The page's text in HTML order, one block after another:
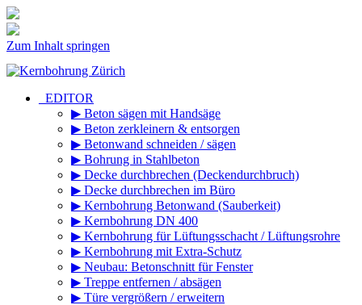
Zum Inhalt springen
_EDITOR
▶ Beton sägen mit Handsäge
▶ Beton zerkleinern & entsorgen
▶ Betonwand schneiden / sägen
▶ Bohrung in Stahlbeton
▶ Decke durchbrechen (Deckendurchbruch)
▶ Decke durchbrechen im Büro
▶ Kernbohrung Betonwand (Sauberkeit)
▶ Kernbohrung DN 400
▶ Kernbohrung für Lüftungsschacht / Lüftungsrohre
▶ Kernbohrung mit Extra-Schutz
▶ Neubau: Betonschnitt für Fenster
▶ Treppe entfernen / absägen
▶ Türe vergrößern / erweitern